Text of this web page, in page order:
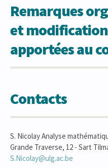
Remarques
et
apportées au
Contacts
S. Nicolay Analyse
Grande Traverse, 12 - Sart
S.Nicolay@ulg.ac.be